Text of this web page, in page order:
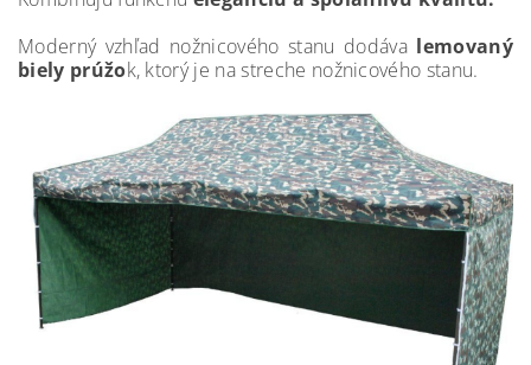
Moderný vzhľad nožnicového stanu dodáva lemovaný
biely prúžok, ktorý je na streche nožnicového stanu.